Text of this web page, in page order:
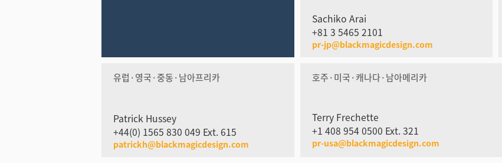
Sachiko Arai
+81 3 5465 2101
pr-jp@blackmagicdesign.com
유럽·영국·중동·남아프리카
Patrick Hussey
+44(0) 1565 830 049 Ext. 615
patrickh@blackmagicdesign.com
호주·미국·캐나다·남아메리카
Terry Frechette
+1 408 954 0500 Ext. 321
pr-usa@blackmagicdesign.com